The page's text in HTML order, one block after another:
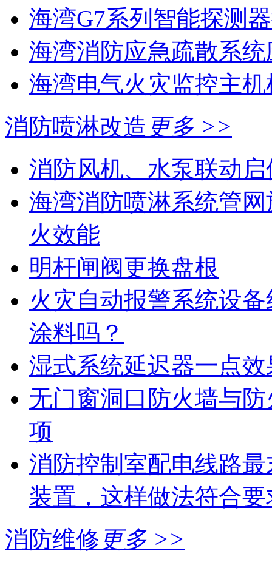
海湾G7系列智能探测
海湾消防应急疏散系统
海湾电气火灾监控主
消防喷淋改造 更多 >>
消防风机、水泵联动
海湾消防喷淋系统管
火效能
明杆闸阀更换盘根
火灾自动报警系统设
涂料吗？
湿式系统延迟器一点
无门窗洞口防火墙与
项
消防控制室配电线路
装置，这样做法符合
消防维修 更多 >>